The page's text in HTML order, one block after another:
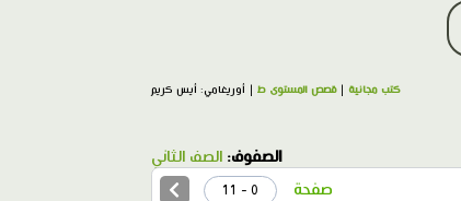
كتب مجانية |قصص المستوى ط | أوريغامي: أيس كريم
الصفوف: الصف الثاني
صفحة 0 - 11